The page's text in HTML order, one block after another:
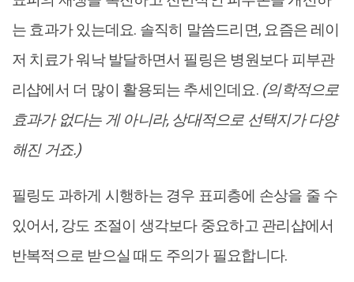
는 효과가 있는데요. 솔직히 말씀드리면, 요즘은 레이
저 치료가 워낙 발달하면서 필링은 병원보다 피부관
리샵에서 더 많이 활용되는 추세인데요. (의학적으로
효과가 없다는 게 아니라, 상대적으로 선택지가 다양
해진 거죠.)
필링도 과하게 시행하는 경우 표피층에 손상을 줄 수
있어서, 강도 조절이 생각보다 중요하고 관리샵에서
반복적으로 받으실 때도 주의가 필요합니다.